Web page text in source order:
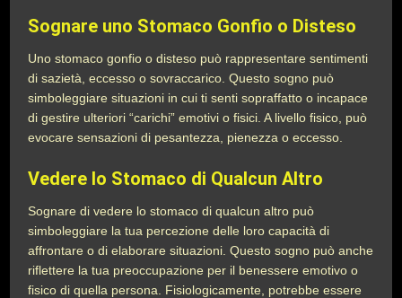
Sognare uno Stomaco Gonfio o Disteso
Uno stomaco gonfio o disteso può rappresentare sentimenti
di sazietà, eccesso o sovraccarico. Questo sogno può
simboleggiare situazioni in cui ti senti sopraffatto o incapace
di gestire ulteriori “carichi” emotivi o fisici. A livello fisico, può
evocare sensazioni di pesantezza, pienezza o eccesso.
Vedere lo Stomaco di Qualcun Altro
Sognare di vedere lo stomaco di qualcun altro può
simboleggiare la tua percezione delle loro capacità di
affrontare o di elaborare situazioni. Questo sogno può anche
riflettere la tua preoccupazione per il benessere emotivo o
fisico di quella persona. Fisiologicamente, potrebbe essere